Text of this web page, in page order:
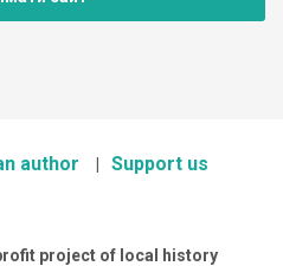
author Support us
project of local history